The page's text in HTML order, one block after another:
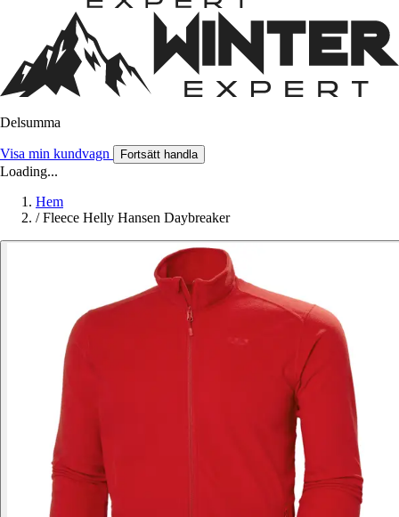
Delsumma
Visa min kundvagn Fortsätt handla
Loading...
Hem
/ Fleece Helly Hansen Daybreaker